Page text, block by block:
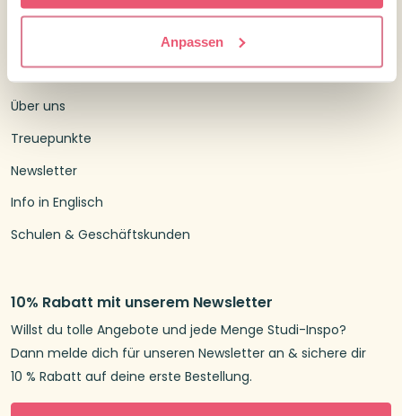
Anpassen
Kundenservice
Versandtarife und Lieferzeiten
Widerrufsrecht
Über uns
Treuepunkte
Newsletter
Info in Englisch
Schulen & Geschäftskunden
10% Rabatt mit unserem Newsletter
Willst du tolle Angebote und jede Menge Studi-Inspo?
Dann melde dich für unseren Newsletter an & sichere dir
10 % Rabatt auf deine erste Bestellung.